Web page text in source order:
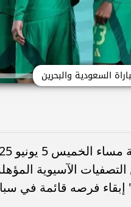
السعودية والبحرين
إبقاء فرصه قائمة في